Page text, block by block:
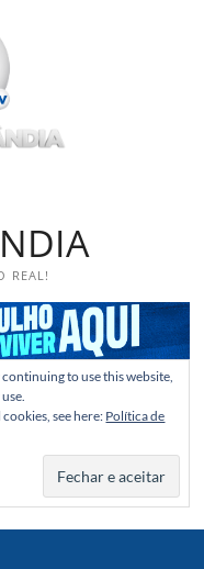
REAL!
continuing to use this website,
see here: Política de